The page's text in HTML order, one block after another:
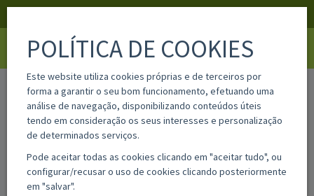
home bi328234
POLÍTICA DE COOKIES
Este website utiliza cookies próprias e de terceiros por
forma a garantir o seu bom funcionamento, efetuando uma
análise de navegação, disponibilizando conteúdos úteis
tendo em consideração os seus interesses e personalização
de determinados serviços.
Pode aceitar todas as cookies clicando em "aceitar tudo", ou
configurar/recusar o uso de cookies clicando posteriormente
em "salvar".